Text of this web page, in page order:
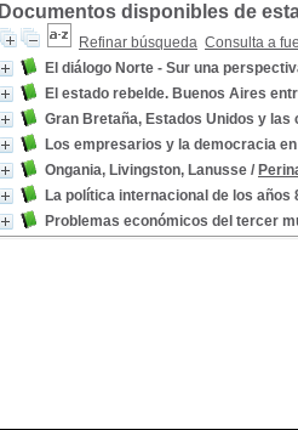
Documentos disponibles de
Refinar búsqueda Consulta a
El diálogo Norte - Sur una
El estado rebelde. Buenos Aires
Gran Bretaña, Estados Unidos y
Los empresarios y la democracia
Ongania, Livingston, Lanusse /
La política internacional de los
Problemas económicos del tercer